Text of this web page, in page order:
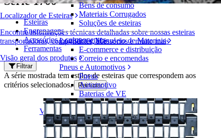
Localizador de Esteiras
Encontre informações técnicas detalhadas sobre nossas esteiras
transportadoras, componentes, acessórios e muito mais
Visão geral dos produtos
Bens de consumo
Materiais Corrugados
Soluções de esteiras
Logística e Manuseio de Materiais
E-commerce e distribuição
Correio e encomendas
Pneus e Automotivos
Pneus
Automotivo
Baterias de VE
Industrial
Visão geral das indústrias
Esteiras
Engrenagens
Acessórios e componentes
Ferramentas
Filtrar
A série mostrada tem estilos de esteiras que correspondem aos
critérios selecionados.
Reiniciar